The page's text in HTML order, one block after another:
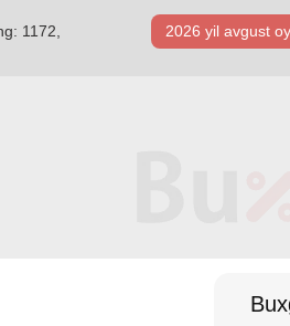
1172,
2026 yil avgust